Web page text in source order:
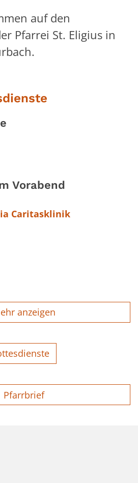
auf den
Pfarrei St. Eligius in
Vorabend
Caritasklinik
anzeigen
Pfarrbrief